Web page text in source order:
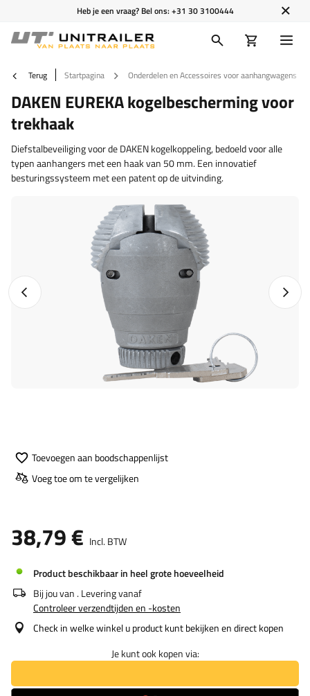
Heb je een vraag? Bel ons:+31 30 3100444
Terug Startpagina Onderdelen en Accessoires voor aanhangwagens
DAKEN EUREKA kogelbescherming voor
trekhaak
Diefstalbeveiliging voor de DAKEN kogelkoppeling, bedoeld voor alle
typen aanhangers met een haak van 50 mm. Een innovatief
besturingssysteem met een patent op de uitvinding.
Vorige foto
Toevoegen aan boodschappenlijst
Voeg toe om te vergelijken
38,79 € Incl. BTW
Product beschikbaar in heel grote hoeveelheid
Bij jou van . Levering vanaf
Controleer verzendtijden en -kosten
Check in welke winkel u product kunt bekijken en direct kopen
Je kunt ook kopen via: